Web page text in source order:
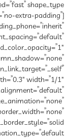
extra-padding”
width=”1/1″